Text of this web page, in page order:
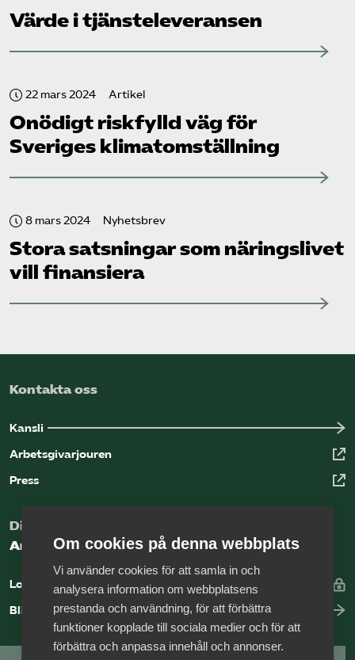
Värde i tjänsteleveransen
22 mars 2024 Artikel
Onödigt riskfylld väg för
Sveriges klimatomställning
8 mars 2024 Nyhetsbrev
Stora satsningar som näringslivet
vill finansiera
Kontakta oss
Kansli
Arbetsgivarjouren
Press
Digital kunskapsbank för arbetsgivare
Arbetsgivarguiden
Logga in
Bli medlem
Om cookies på denna webbplats
Vi använder cookies för att samla in och
analysera information om webbplatsens
prestanda och användning, för att förbättra
funktioner kopplade till sociala medier och för att
förbättra och anpassa innehåll och annonser.